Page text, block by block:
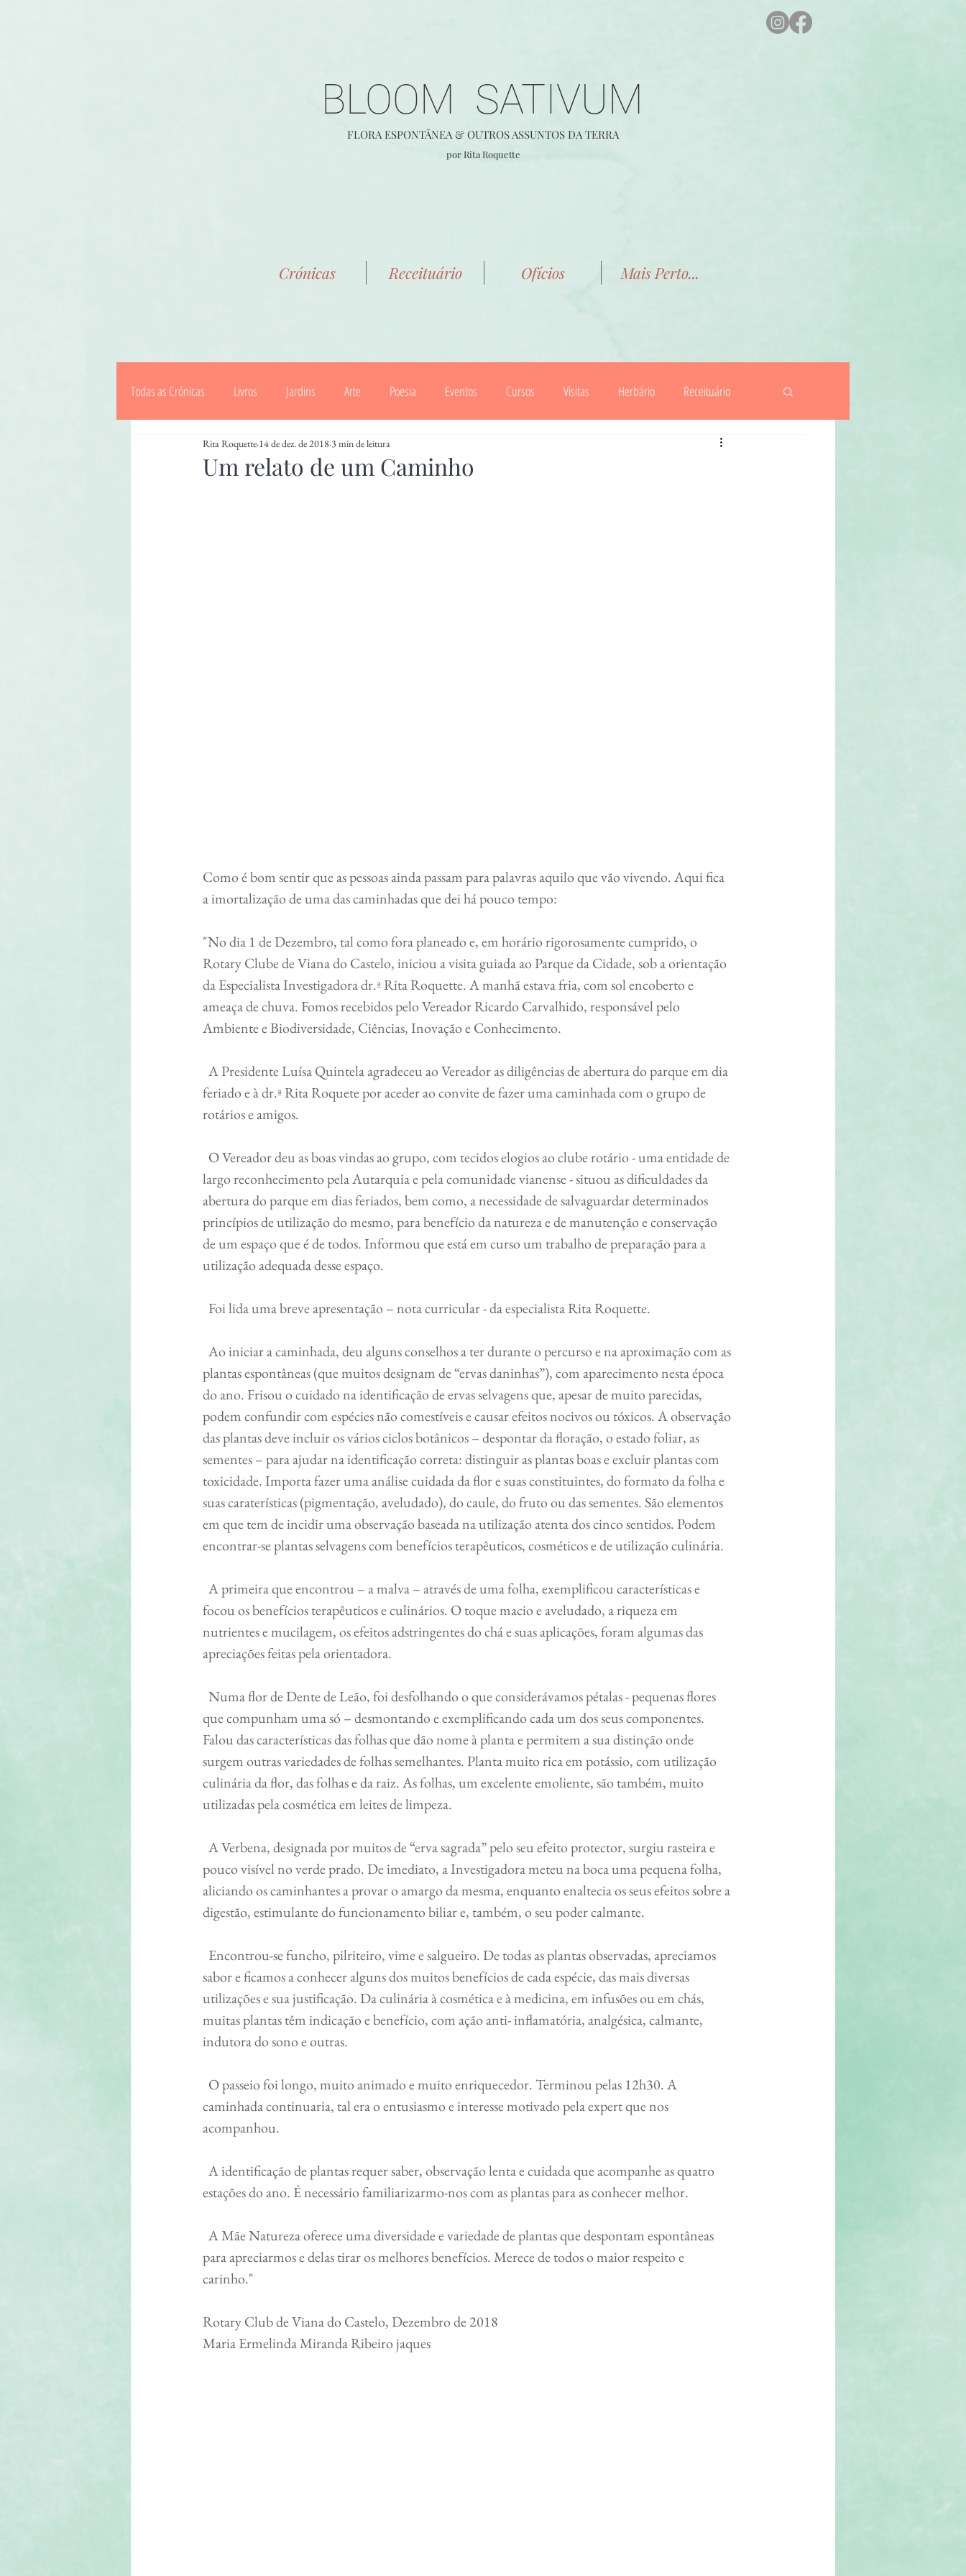
BLOOM SATIVUM
FLORA ESPONTÂNEA & OUTROS ASSUNTOS DA TERRA
por Rita Roquette
Crónicas Receituário Ofícios Mais Perto...
Todas as Crónicas Livros Jardins Arte Poesia Eventos Cursos Visitas Herbário Receituário
Saberes & Tradições Celebrações Cartas Actividades
Um relato de um Caminho
Rita Roquette 14 de dez. de 2018 3 min de leitura
Como é bom sentir que as pessoas ainda passam para palavras aquilo que vão vivendo. Aqui fica
a imortalização de uma das caminhadas que dei há pouco tempo:
"No dia 1 de Dezembro, tal como fora planeado e, em horário rigorosamente cumprido, o
Rotary Clube de Viana do Castelo, iniciou a visita guiada ao Parque da Cidade, sob a orientação
da Especialista Investigadora dr.ª Rita Roquette. A manhã estava fria, com sol encoberto e
ameaça de chuva. Fomos recebidos pelo Vereador Ricardo Carvalhido, responsável pelo
Ambiente e Biodiversidade, Ciências, Inovação e Conhecimento.
feriado e à dr.ª Rita Roquete por aceder ao convite de fazer uma caminhada com o grupo de
rotários e amigos.
largo reconhecimento pela Autarquia e pela comunidade vianense - situou as dificuldades da
abertura do parque em dias feriados, bem como, a necessidade de salvaguardar determinados
princípios de utilização do mesmo, para benefício da natureza e de manutenção e conservação
de um espaço que é de todos. Informou que está em curso um trabalho de preparação para a
utilização adequada desse espaço.
  Foi lida uma breve apresentação – nota curricular - da especialista Rita Roquette.
plantas espontâneas (que muitos designam de “ervas daninhas”), com aparecimento nesta época
do ano. Frisou o cuidado na identificação de ervas selvagens que, apesar de muito parecidas,
podem confundir com espécies não comestíveis e causar efeitos nocivos ou tóxicos. A observação
das plantas deve incluir os vários ciclos botânicos – despontar da floração, o estado foliar, as
sementes – para ajudar na identificação correta: distinguir as plantas boas e excluir plantas com
toxicidade. Importa fazer uma análise cuidada da flor e suas constituintes, do formato da folha e
suas caraterísticas (pigmentação, aveludado), do caule, do fruto ou das sementes. São elementos
em que tem de incidir uma observação baseada na utilização atenta dos cinco sentidos. Podem
encontrar-se plantas selvagens com benefícios terapêuticos, cosméticos e de utilização culinária.
focou os benefícios terapêuticos e culinários. O toque macio e aveludado, a riqueza em
nutrientes e mucilagem, os efeitos adstringentes do chá e suas aplicações, foram algumas das
apreciações feitas pela orientadora.
que compunham uma só – desmontando e exemplificando cada um dos seus componentes.
Falou das características das folhas que dão nome à planta e permitem a sua distinção onde
surgem outras variedades de folhas semelhantes. Planta muito rica em potássio, com utilização
culinária da flor, das folhas e da raiz. As folhas, um excelente emoliente, são também, muito
utilizadas pela cosmética em leites de limpeza.
pouco visível no verde prado. De imediato, a Investigadora meteu na boca uma pequena folha,
aliciando os caminhantes a provar o amargo da mesma, enquanto enaltecia os seus efeitos sobre a
digestão, estimulante do funcionamento biliar e, também, o seu poder calmante.
sabor e ficamos a conhecer alguns dos muitos benefícios de cada espécie, das mais diversas
utilizações e sua justificação. Da culinária à cosmética e à medicina, em infusões ou em chás,
muitas plantas têm indicação e benefício, com ação anti- inflamatória, analgésica, calmante,
indutora do sono e outras.
caminhada continuaria, tal era o entusiasmo e interesse motivado pela expert que nos
acompanhou.
estações do ano. É necessário familiarizarmo-nos com as plantas para as conhecer melhor.
para apreciarmos e delas tirar os melhores benefícios. Merece de todos o maior respeito e
carinho."
Rotary Club de Viana do Castelo, Dezembro de 2018
Maria Ermelinda Miranda Ribeiro jaques